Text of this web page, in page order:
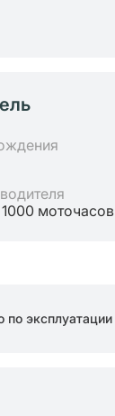
моточасов
по эксплуатации